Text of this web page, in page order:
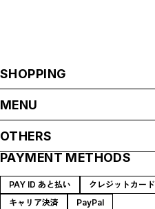
SHOPPING
MENU
SHOP GUIDE
BLOG
MEMBERSHIP
OTHERS
プライバシーポリシー
特定商取引法に基づく表記
会員規約
PAYMENT METHODS
PAY ID あと払い クレジットカード
キャリア決済
PayPal